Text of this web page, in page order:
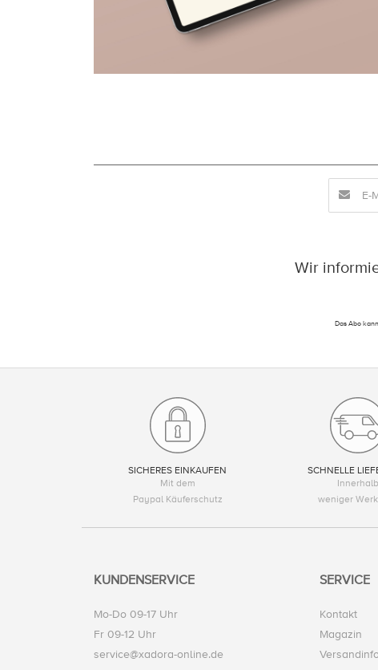
Wir
Das Abo
SICHERES EINKAUFEN
Mit dem
Paypal Käuferschutz
SCHNELLE
Innerhalb
weniger
KUNDENSERVICE
Mo-Do 09-17 Uhr
Fr 09-12 Uhr
service@xadora-online.de
SERVICE
Kontakt
Magazin